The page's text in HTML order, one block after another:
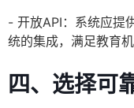
- 开放API：系统应提
统的集成，满足教育
四、选择可